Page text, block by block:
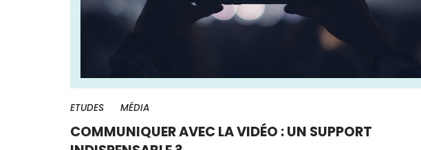
ETUDES MÉDIA
COMMUNIQUER AVEC LA VIDÉO : UN SUPPORT